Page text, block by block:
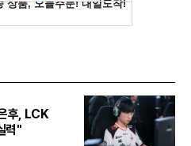
후, LCK
력"